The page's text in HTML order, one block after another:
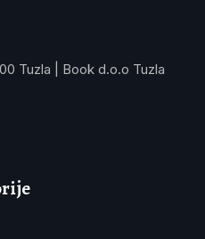
Tuzla | Book d.o.o Tuzla